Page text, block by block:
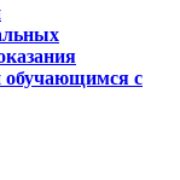
обучающимся с